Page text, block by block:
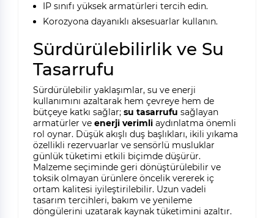
IP sınıfı yüksek armatürleri tercih edin.
Korozyona dayanıklı aksesuarlar kullanın.
Sürdürülebilirlik ve Su
Tasarrufu
Sürdürülebilir yaklaşımlar, su ve enerji
kullanımını azaltarak hem çevreye hem de
bütçeye katkı sağlar; su tasarrufu sağlayan
armatürler ve enerji verimliaydınlatma önemli
rol oynar. Düşük akışlı duş başlıkları, ikili yıkama
özellikli rezervuarlar ve sensörlü musluklar
günlük tüketimi etkili biçimde düşürür.
Malzeme seçiminde geri dönüştürülebilir ve
toksik olmayan ürünlere öncelik vererek iç
ortam kalitesi iyileştirilebilir. Uzun vadeli
tasarım tercihleri, bakım ve yenileme
döngülerini uzatarak kaynak tüketimini azaltır.